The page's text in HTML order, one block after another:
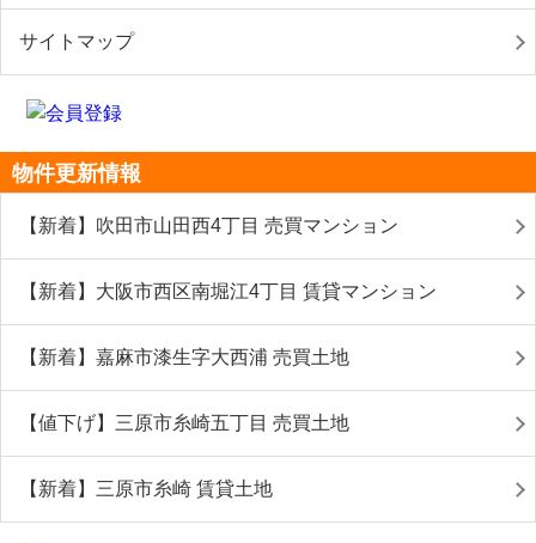
サイトマップ
物件更新情報
【新着】吹田市山田西4丁目 売買マンション
【新着】大阪市西区南堀江4丁目 賃貸マンション
【新着】嘉麻市漆生字大西浦 売買土地
【値下げ】三原市糸崎五丁目 売買土地
【新着】三原市糸崎 賃貸土地